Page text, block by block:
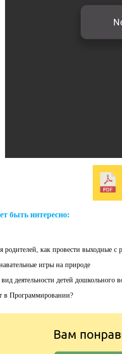
быть интересно:
родителей, как провести выходные с
игры на природе
деятельности детей дошкольного
в Программировании?
Вам